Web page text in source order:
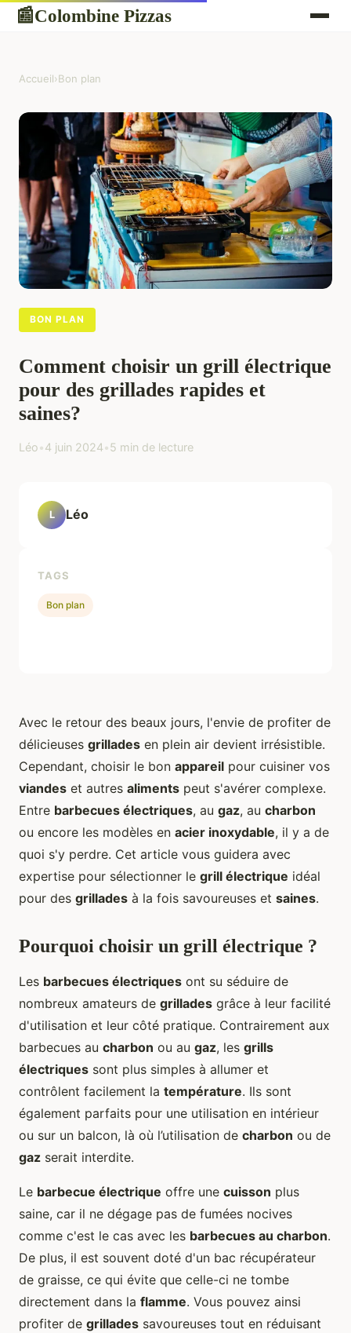
📰Colombine Pizzas
Accueil›Bon plan
BON PLAN
Comment choisir un grill électrique
pour des grillades rapides et
saines?
Léo•4 juin 2024•5 min de lecture
Avec le retour des beaux jours, l'envie de profiter de
délicieuses grillades en plein air devient irrésistible.
Cependant, choisir le bon appareil pour cuisiner vos
viandes et autres aliments peut s'avérer complexe.
Entre barbecues électriques, au gaz, au charbon
ou encore les modèles en acier inoxydable, il y a de
quoi s'y perdre. Cet article vous guidera avec
expertise pour sélectionner le grill électrique idéal
pour des grillades à la fois savoureuses et saines.
Pourquoi choisir un grill électrique ?
Les barbecues électriques ont su séduire de
nombreux amateurs de grillades grâce à leur facilité
d'utilisation et leur côté pratique. Contrairement aux
barbecues au charbon ou au gaz, les grills
électriques sont plus simples à allumer et
contrôlent facilement la température. Ils sont
également parfaits pour une utilisation en intérieur
ou sur un balcon, là où l’utilisation de charbon ou de
gaz serait interdite.
Le barbecue électrique offre une cuisson plus
saine, car il ne dégage pas de fumées nocives
comme c'est le cas avec les barbecues au charbon.
De plus, il est souvent doté d'un bac récupérateur
de graisse, ce qui évite que celle-ci ne tombe
directement dans la flamme. Vous pouvez ainsi
profiter de grillades savoureuses tout en réduisant
L Léo
TAGS
Bon plan